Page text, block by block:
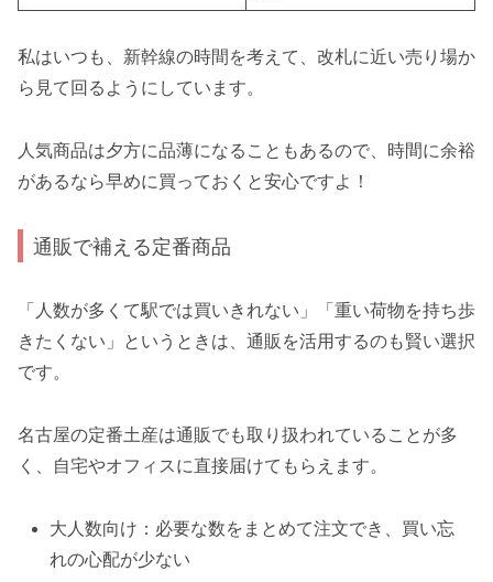
私はいつも、新幹線の時間を考えて、改札に近い売り場か
ら見て回るようにしています。
人気商品は夕方に品薄になることもあるので、時間に余裕
があるなら早めに買っておくと安心ですよ！
通販で補える定番商品
「人数が多くて駅では買いきれない」「重い荷物を持ち歩
きたくない」というときは、通販を活用するのも賢い選択
です。
名古屋の定番土産は通販でも取り扱われていることが多
く、自宅やオフィスに直接届けてもらえます。
大人数向け：必要な数をまとめて注文でき、買い忘
れの心配が少ない